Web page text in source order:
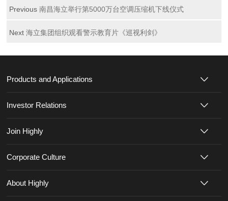
Previous 南昌海立举行第5000万台空调压缩机下线仪式
Next 海立集团组织观看警示教育片《巡视利剑》
Products and Applications
Investor Relations
Join Highly
Corporate Culture
About Highly